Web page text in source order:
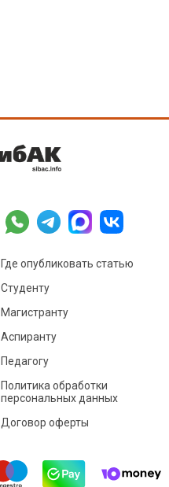
Где опубликовать статью
Студенту
Магистранту
Аспиранту
Педагогу
Политика обработки
персональных данных
Договор оферты